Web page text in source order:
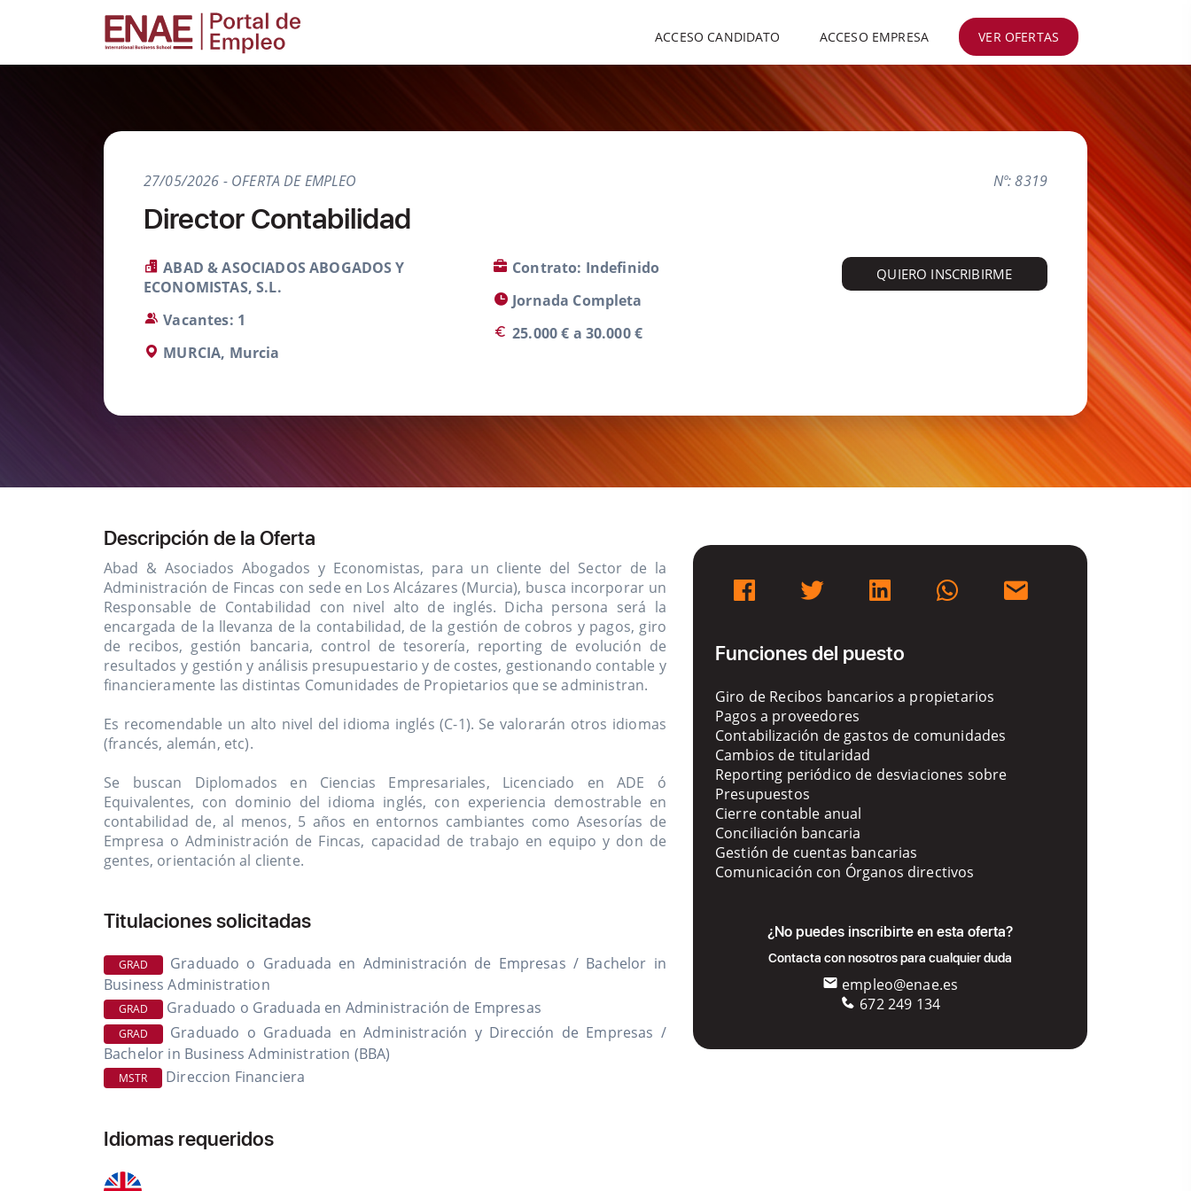
ACCESO CANDIDATO ACCESO EMPRESA VER OFERTAS
27/05/2026 - OFERTA DE EMPLEO
Director Contabilidad
ABAD & ASOCIADOS ABOGADOS Y
ECONOMISTAS, S.L.
Vacantes: 1
MURCIA, Murcia
Contrato: Indefinido
Jornada Completa
25.000 € a 30.000 €
Nº: 8319
QUIERO INSCRIBIRME
Descripción de la Oferta
Abad & Asociados Abogados y Economistas, para un cliente del Sector de la
Administración de Fincas con sede en Los Alcázares (Murcia), busca incorporar un
Responsable de Contabilidad con nivel alto de inglés. Dicha persona será la
encargada de la llevanza de la contabilidad, de la gestión de cobros y pagos, giro
de recibos, gestión bancaria, control de tesorería, reporting de evolución de
resultados y gestión y análisis presupuestario y de costes, gestionando contable y
financieramente las distintas Comunidades de Propietarios que se administran.
Es recomendable un alto nivel del idioma inglés (C-1). Se valorarán otros idiomas
(francés, alemán, etc).
Se buscan Diplomados en Ciencias Empresariales, Licenciado en ADE ó
Equivalentes, con dominio del idioma inglés, con experiencia demostrable en
contabilidad de, al menos, 5 años en entornos cambiantes como Asesorías de
Empresa o Administración de Fincas, capacidad de trabajo en equipo y don de
gentes, orientación al cliente.
Titulaciones solicitadas
GRAD
Graduado o Graduada en Administración de Empresas / Bachelor in
Business Administration
GRAD Graduado o Graduada en Administración de Empresas
GRAD
Graduado o Graduada en Administración y Dirección de Empresas /
Bachelor in Business Administration (BBA)
MSTR Direccion Financiera
Idiomas requeridos
Funciones del puesto
Giro de Recibos bancarios a propietarios
Pagos a proveedores
Contabilización de gastos de comunidades
Cambios de titularidad
Reporting periódico de desviaciones sobre
Presupuestos
Cierre contable anual
Conciliación bancaria
Gestión de cuentas bancarias
Comunicación con Órganos directivos
¿No puedes inscribirte en esta oferta?
Contacta con nosotros para cualquier duda
empleo@enae.es
672 249 134